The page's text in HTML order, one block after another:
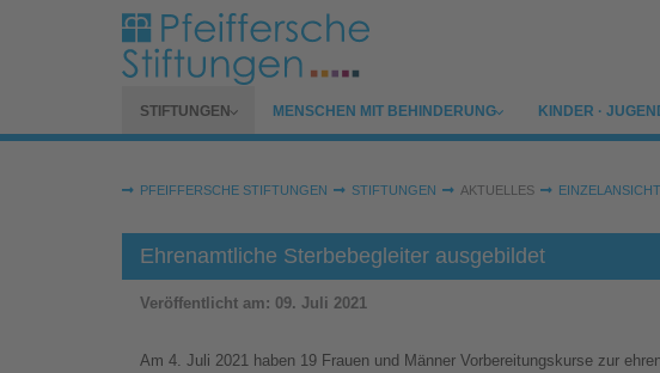
Zum Hauptinhalt springen
SUBMENU FOR
STIFTUNGEN SUBMENU FOR
MENSCHEN MIT BEHINDERUNG SUBMENU FOR
KINDER ·
Sie sind hier:
PFEIFFERSCHE STIFTUNGEN STIFTUNGEN AKTUELLES EINZELANSICHT
Ehrenamtliche Sterbebegleiter ausgebildet
Veröffentlicht am: 09. Juli 2021
Am 4. Juli 2021 haben 19 Frauen und Männer Vorbereitungskurse zur